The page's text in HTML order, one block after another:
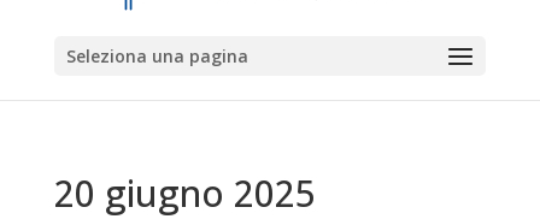
Seleziona una pagina
20 giugno 2025